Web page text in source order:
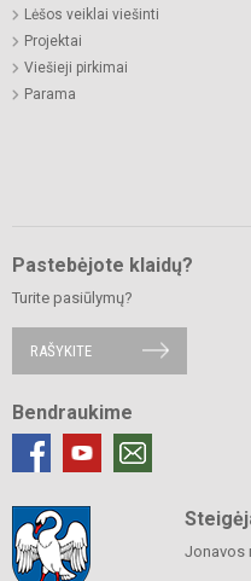
Lėšos veiklai viešinti
Projektai
Viešieji pirkimai
Parama
Pastebėjote klaidų?
Turite pasiūlymų?
RAŠYKITE
Bendraukime
Jonavos